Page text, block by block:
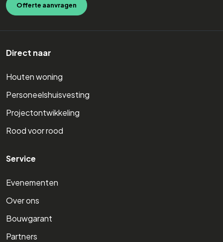
Offerte aanvragen
Direct naar
Houten woning
Personeelshuisvesting
Projectontwikkeling
Rood voor rood
Service
Evenementen
Over ons
Bouwgarant
Partners